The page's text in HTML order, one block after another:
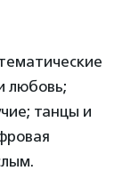
любовь;
танцы и